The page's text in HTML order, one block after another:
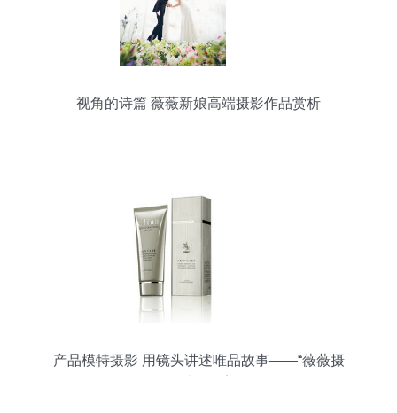
视角的诗篇 薇薇新娘高端摄影作品赏析
产品模特摄影 用镜头讲述唯品故事——“薇薇摄